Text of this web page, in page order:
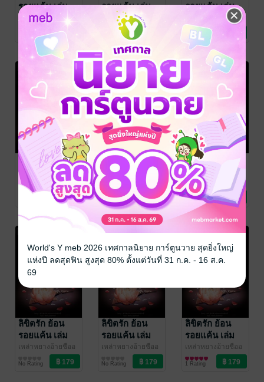
รอยแค้น เล่ม
19เหล่าหยางอ้ายชืออ
วี๋ (老羊爱吃鱼)
Stone
นิยายรัก
No Rating
รอยแค้น เล่ม
เหล่าหยางอ้ายชืออ
วี๋ (老羊爱吃鱼)
นิยายรัก
No Rating
รอยแค้น เล่ม
17
เหล่าหยางอ้ายชืออ
วี๋ (老羊爱吃鱼)
Stone
นิยายรัก
No Rating
ลิขิตรัก ย้อน
รอยแค้น เล่ม
16
เหล่าหยางอ้ายชืออ
วี๋ (老羊爱吃鱼) / Ink
นิยายรัก
ลิขิตรัก ย้อน
รอยแค้น เล่ม
15เหล่าหยางอ้ายชืออ
วี๋ (老羊爱吃鱼)
/ Ink
Stone
นิยายรัก
No Rating
ลิขิตรัก ย้อน
รอยแค้น เล่ม
14
เหล่าหยางอ้ายชืออ
วี๋ (老羊爱吃鱼)/ Ink
Stone
นิยายรัก
No Rating
ลิขิตรัก ย้อน
รอยแค้น เล่ม
13
เหล่าหยางอ้ายชืออ
วี๋ (老羊爱吃鱼)/ Ink
Stone
No Rating
ลิขิตรัก ย้อน
รอยแค้น เล่ม
12
เหล่าหยางอ้ายชืออ
วี๋ (老羊爱吃鱼)/ Ink
Stone
No Rating
ลิขิตรัก ย้อน
รอยแค้น เล่ม
11
เหล่าหยางอ้ายชืออ
วี๋ (老羊爱吃鱼)/ Ink
Stone
นิยายรัก
1 Rating
World's Y meb 2026 เทศกาลนิยาย การ์ตูนวาย สุดยิ่งใหญ่
แห่งปี ลดสุดฟิน สูงสุด 80% ตั้งแต่วันที่ 31 ก.ค. - 16 ส.ค.
69